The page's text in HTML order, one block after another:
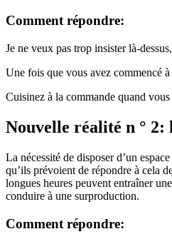
Comment répondre:
Je ne veux pas trop insister là-
Une fois que vous avez commencé
Cuisinez à la commande quand
Nouvelle réalité n ° 2:
La nécessité de disposer d’un
qu’ils prévoient de répondre à cela
longues heures peuvent entraîner
conduire à une surproduction.
Comment répondre: